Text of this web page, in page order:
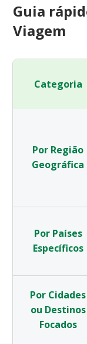
Guia
Viagem
Categoria
Por Região
Geográfica
Por Países
Específicos
Por Cidades
ou Destinos
Focados